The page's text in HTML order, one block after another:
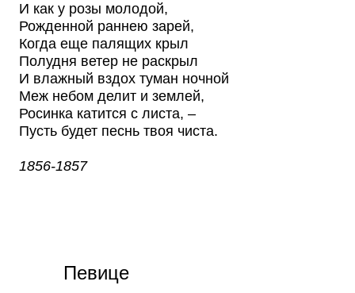
И как у розы молодой,
Рожденной раннею зарей,
Когда еще палящих крыл
Полудня ветер не раскрыл
И влажный вздох туман ночной
Меж небом делит и землей,
Росинка катится с листа, –
Пусть будет песнь твоя чиста.
1856-1857
Певице